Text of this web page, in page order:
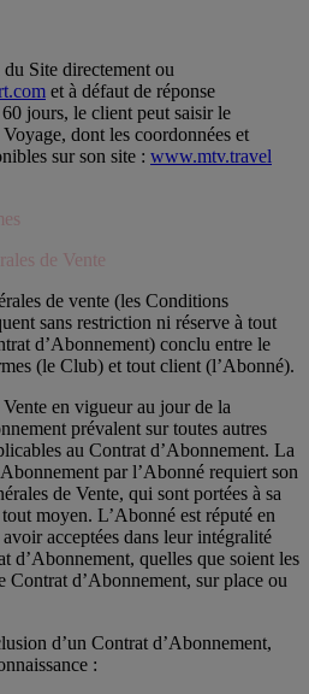
Site directement ou
et à défaut de réponse
jours, le client peut saisir le
dont les coordonnées et
sur son site : www.mtv.travel
de Vente
de vente (les Conditions
sans restriction ni réserve à tout
d’Abonnement) conclu entre le
(le Club) et tout client (l’Abonné).
en vigueur au jour de la
prévalent sur toutes autres
au Contrat d’Abonnement. La
par l’Abonné requiert son
de Vente, qui sont portées à sa
moyen. L’Abonné est réputé en
acceptées dans leur intégralité
d’Abonnement, quelles que soient les
Contrat d’Abonnement, sur place ou
d’un Contrat d’Abonnement,
: